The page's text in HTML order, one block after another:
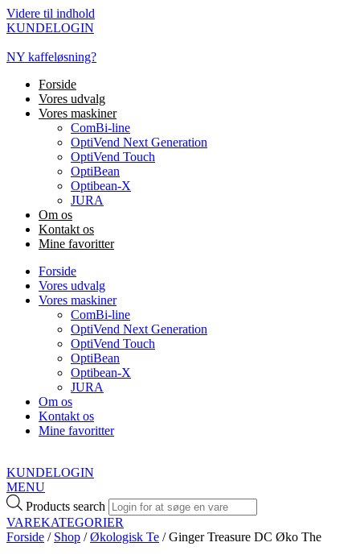
Videre til indhold
KUNDELOGIN
NY kaffeløsning?
Forside
Vores udvalg
Vores maskiner
ComBi-line
OptiVend Next Generation
OptiVend Touch
OptiBean
Optibean-X
JURA
Om os
Kontakt os
Mine favoritter
Forside
Vores udvalg
Vores maskiner
ComBi-line
OptiVend Next Generation
OptiVend Touch
OptiBean
Optibean-X
JURA
Om os
Kontakt os
Mine favoritter
KUNDELOGIN
MENU
Products search
VAREKATEGORIER
Forside / Shop /Økologisk Te / Ginger Treasure DC Øko The